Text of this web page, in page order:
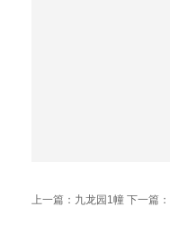
上一篇： 九龙园1幢 下一篇：